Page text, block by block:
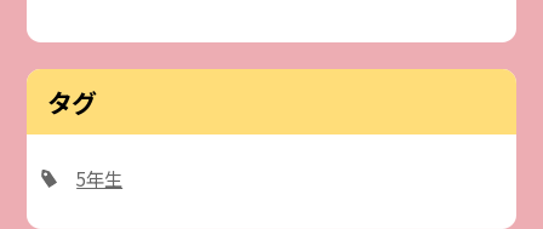
タグ
5年生